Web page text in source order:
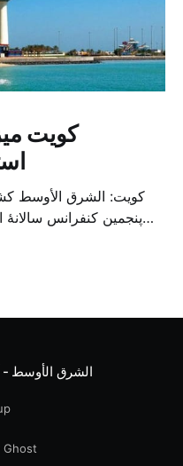
کویت
کویت: الشرق الأوسط
پنجمین کنفرانس
متخصص از شرکت‌های
الشرق الأوسط
Ghost